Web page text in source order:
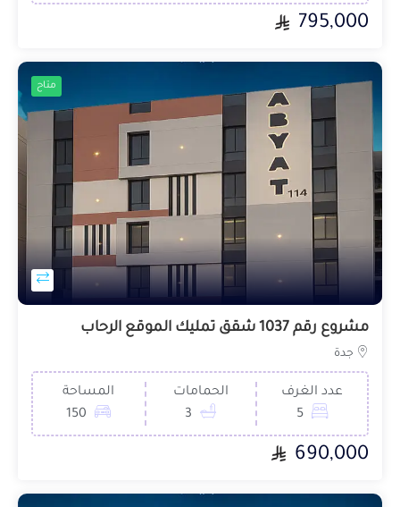
795,000
متاح
مشروع رقم 1037 شقق تمليك الموقع الرحاب
جدة
عدد الغرف
5
الحمامات
3
المساحة
150
690,000